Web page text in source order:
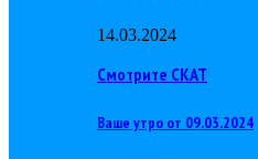
14.03.2024
Смотрите СКАТ
Ваше утро от 09.03.2024